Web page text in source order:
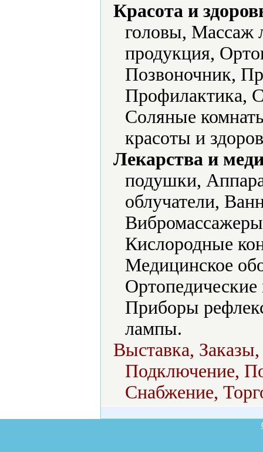
Красота и
головы, Массаж
продукция,
Позвоночник,
Профилактика,
Соляные
красоты и
Лекарства и
подушки,
облучатели,
Кислородные
Медицинское
Приборы
лампы.
Выставка,
Подключение,
Снабжение,